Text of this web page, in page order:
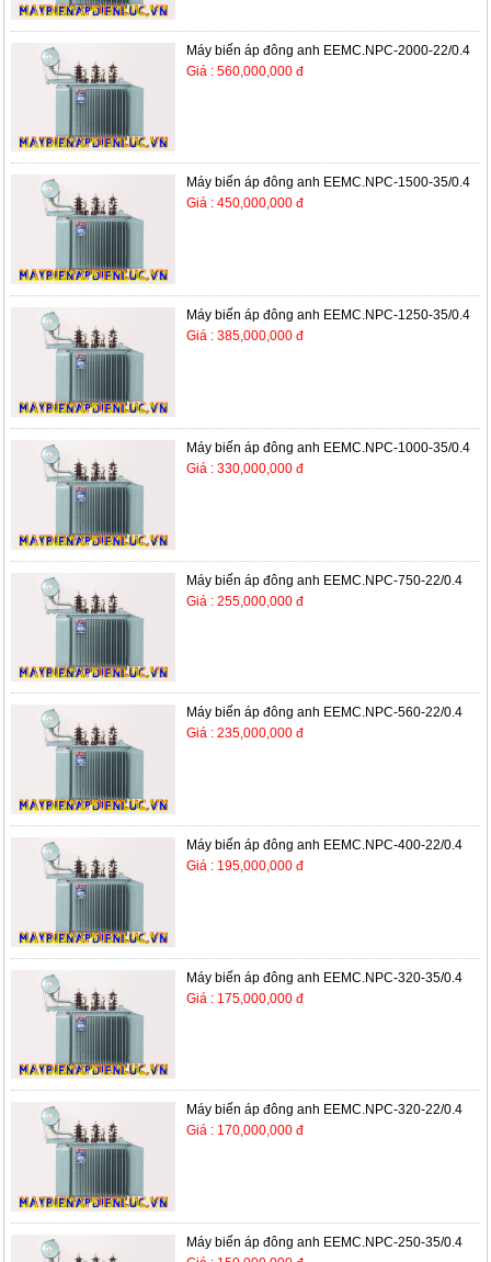
Máy biến áp đông anh EEMC.NPC-2000-22/0.4
Giá : 560,000,000 đ
Máy biến áp đông anh EEMC.NPC-1500-35/0.4
Giá : 450,000,000 đ
Máy biến áp đông anh EEMC.NPC-1250-35/0.4
Giá : 385,000,000 đ
Máy biến áp đông anh EEMC.NPC-1000-35/0.4
Giá : 330,000,000 đ
Máy biến áp đông anh EEMC.NPC-750-22/0.4
Giá : 255,000,000 đ
Máy biến áp đông anh EEMC.NPC-560-22/0.4
Giá : 235,000,000 đ
Máy biến áp đông anh EEMC.NPC-400-22/0.4
Giá : 195,000,000 đ
Máy biến áp đông anh EEMC.NPC-320-35/0.4
Giá : 175,000,000 đ
Máy biến áp đông anh EEMC.NPC-320-22/0.4
Giá : 170,000,000 đ
Máy biến áp đông anh EEMC.NPC-250-35/0.4